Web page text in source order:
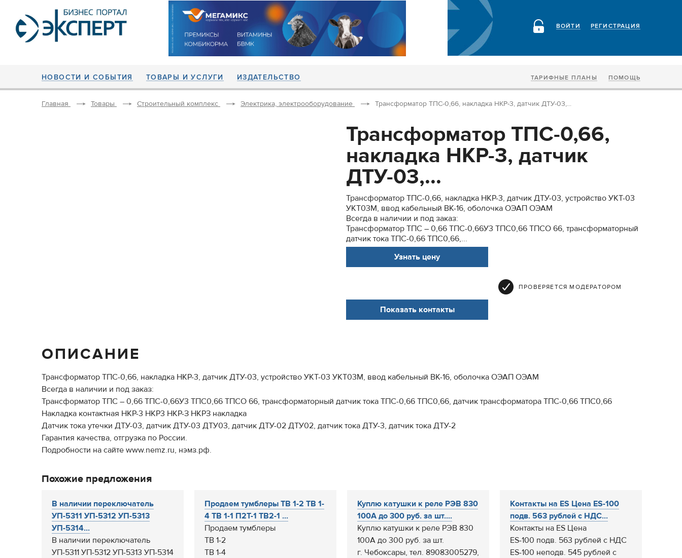
РЕГИСТРАЦИЯ
ВОЙТИ
НОВОСТИ И СОБЫТИЯ ТОВАРЫ И УСЛУГИ ИЗДАТЕЛЬСТВО ТАРИФНЫЕ ПЛАНЫ ПОМОЩЬ
Главная Товары Строительный комплекс Электрика, электрооборудование Трансформатор ТПС-0,66, накладка НКР-3, датчик ДТУ-03,...
Трансформатор ТПС-0,66,
накладка НКР-3, датчик
ДТУ-03,...
Трансформатор ТПС-0,66, накладка НКР-3, датчик ДТУ-03, устройство УКТ-03
УКТ03М, ввод кабельный ВК-16, оболочка ОЭАП ОЭАМ
Всегда в наличии и под заказ:
Трансформатор ТПС – 0,66 ТПС-0,66У3 ТПС0,66 ТПСО 66, трансформаторный
датчик тока ТПС-0,66 ТПС0,66,...
Узнать цену
ПРОВЕРЯЕТСЯ МОДЕРАТОРОМ
Показать контакты
ОПИСАНИЕ
Трансформатор ТПС-0,66, накладка НКР-3, датчик ДТУ-03, устройство УКТ-03 УКТ03М, ввод кабельный ВК-16, оболочка ОЭАП ОЭАМ
Всегда в наличии и под заказ:
Трансформатор ТПС – 0,66 ТПС-0,66У3 ТПС0,66 ТПСО 66, трансформаторный датчик тока ТПС-0,66 ТПС0,66, датчик трансформатора ТПС-0,66 ТПС0,66
Накладка контактная НКР-3 НКР3 НКР-З НКРЗ накладка
Датчик тока утечки ДТУ-03, датчик ДТУ-03 ДТУ03, датчик ДТУ-02 ДТУ02, датчик тока ДТУ-3, датчик тока ДТУ-2
Гарантия качества, отгрузка по России.
Подробности на сайте www.nemz.ru, нэмз.рф.
Похожие предложения
В наличии переключатель
УП-5311 УП-5312 УП-5313
УП-5314...
В наличии переключатель
УП-5311 УП-5312 УП-5313 УП-5314
Продаем тумблеры ТВ 1-2 ТВ 1-
4 ТВ 1-1 П2Т-1 ТВ2-1 ...
Продаем тумблеры
ТВ 1-2
ТВ 1-4
Куплю катушки к реле РЭВ 830
100А до 300 руб. за шт....
Куплю катушки к реле РЭВ 830
100А до 300 руб. за шт.
г. Чебоксары, тел. 89083005279,
Контакты на ES Цена ES-100
подв. 563 рублей с НДС...
Контакты на ES Цена
ES-100 подв. 563 рублей с НДС
ES-100 неподв. 545 рублей с